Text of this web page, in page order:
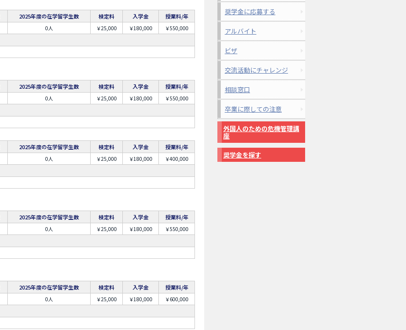
2025年度の在学留学生数 検定料 入学金 授業料/年
0人 ￥25,000 ￥180,000 ￥550,000
2025年度の在学留学生数 検定料 入学金 授業料/年
0人 ￥25,000 ￥180,000 ￥550,000
2025年度の在学留学生数 検定料 入学金 授業料/年
0人 ￥25,000 ￥180,000 ￥400,000
2025年度の在学留学生数 検定料 入学金 授業料/年
0人 ￥25,000 ￥180,000 ￥550,000
2025年度の在学留学生数 検定料 入学金 授業料/年
0人 ￥25,000 ￥180,000 ￥600,000
奨学金に応募する
アルバイト
ビザ
交流活動にチャレンジ
相談窓口
卒業に際しての注意
外国人のための危機管理講
座
奨学金を探す